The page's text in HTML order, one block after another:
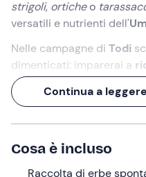
strigoli, orticheo
versatili e nutrienti dell'
Nelle campagne di Todi
dimenticati: imparerai a
spontanee, capirai
sorprendere dalla natura
Il tutto accompagnato da
da un riccoaperitivo
ore e mezzaper riscoprire
Continua a leggere
Cosa è incluso
Raccolta di erbe